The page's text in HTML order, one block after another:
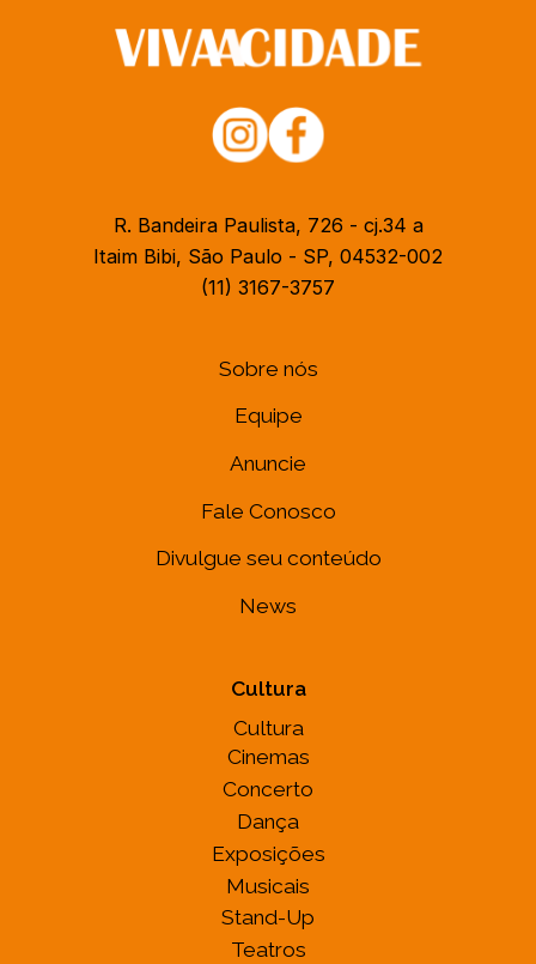
R. Bandeira Paulista, 726 - cj.34 a
Itaim Bibi, São Paulo - SP, 04532-002
(11) 3167-3757
Sobre nós
Equipe
Anuncie
Fale Conosco
Divulgue seu conteúdo
News
Cultura
Cultura
Cinemas
Concerto
Dança
Exposições
Musicais
Stand-Up
Teatros